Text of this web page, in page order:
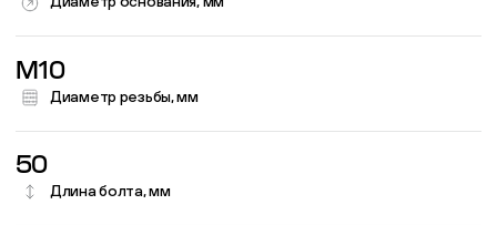
M10
Диаметр резьбы, мм
50
Длина болта, мм